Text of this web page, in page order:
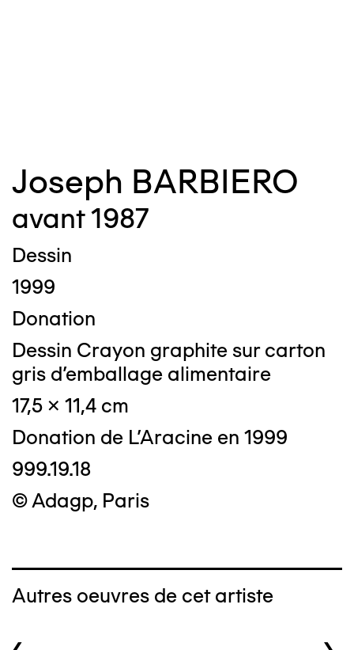
Joseph BARBIERO
avant 1987
Dessin
1999
Donation
Dessin Crayon graphite sur carton
gris d'emballage alimentaire
17,5 x 11,4 cm
Donation de L'Aracine en 1999
999.19.18
© Adagp, Paris
Autres oeuvres de cet artiste